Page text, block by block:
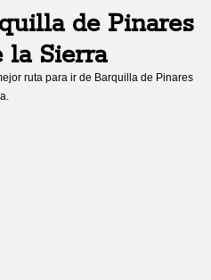
de Pinares
la Sierra
ruta para ir de Barquilla de Pinares